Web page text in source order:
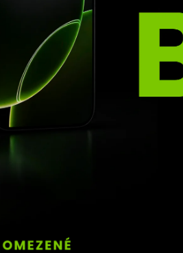
Ulberg a možná
Nejčastěji skloňovaným jménem je
několik týdnů a nyní by měl být
Zajímavější je však jiná část
plnohodnotný titul polotěžké
pravděpodobně kvůli přesunu
Zatím jde o spekulace, které